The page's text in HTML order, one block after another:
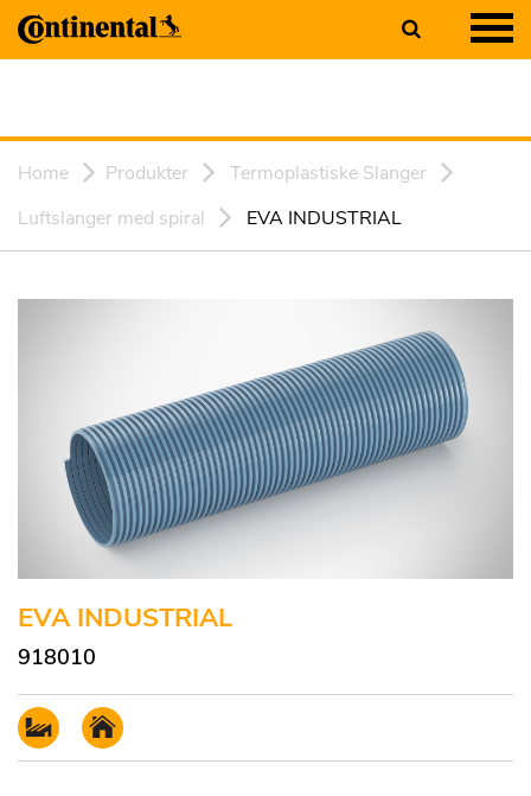
Home Produkter
Termoplastiske Slanger
Luftslanger med spiral
EVA INDUSTRIAL
EVA INDUSTRIAL
918010